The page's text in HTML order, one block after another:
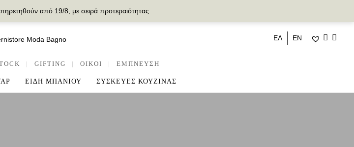
από 19/8, με σειρά προτεραιότητας
ΕΛ ΕΝ
| GIFTING | OIKOI | ΕΜΠΝΕΥΣΗ
ΕΙΔΗ ΜΠΑΝΙΟΥ ΣΥΣΚΕΥΕΣ ΚΟΥΖΙΝΑΣ